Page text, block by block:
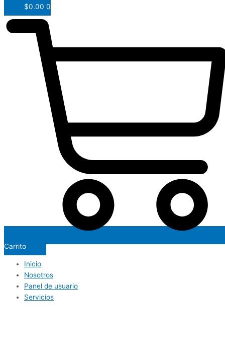
$0.00 0
Carrito
Inicio
Nosotros
Panel de usuario
Servicios